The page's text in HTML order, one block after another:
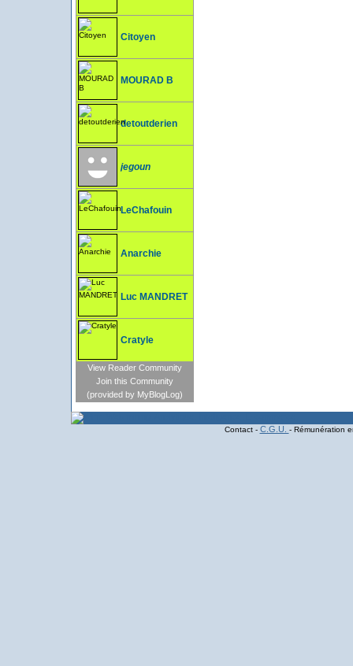
Citoyen
MOURAD B
detoutderien
jegoun
LeChafouin
Anarchie
Luc MANDRET
Cratyle
View Reader Community
Join this Community
(provided by MyBlogLog)
Contact - C.G.U. - Rémunération